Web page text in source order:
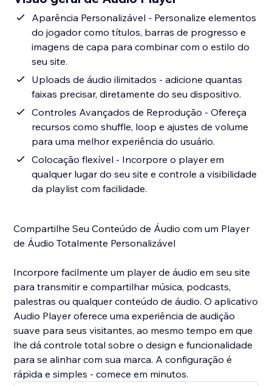
Aparência Personalizável - Personalize elementos
do jogador como títulos, barras de progresso e
imagens de capa para combinar com o estilo do
seu site.
Uploads de áudio ilimitados - adicione quantas
faixas precisar, diretamente do seu dispositivo.
Controles Avançados de Reprodução - Ofereça
recursos como shuffle, loop e ajustes de volume
para uma melhor experiência do usuário.
Colocação flexível - Incorpore o player em
qualquer lugar do seu site e controle a visibilidade
da playlist com facilidade.
Compartilhe Seu Conteúdo de Áudio com um Player
de Áudio Totalmente Personalizável
Incorpore facilmente um player de áudio em seu site
para transmitir e compartilhar música, podcasts,
palestras ou qualquer conteúdo de áudio. O aplicativo
Audio Player oferece uma experiência de audição
suave para seus visitantes, ao mesmo tempo em que
lhe dá controle total sobre o design e funcionalidade
para se alinhar com sua marca. A configuração é
rápida e simples - comece em minutos.